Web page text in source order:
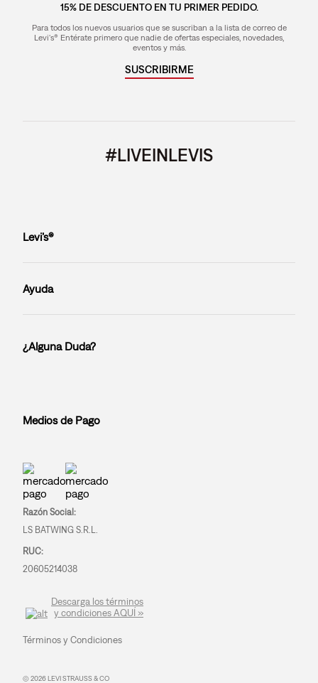
15% DE DESCUENTO EN TU PRIMER PEDIDO.
Para todos los nuevos usuarios que se suscriban a la lista de correo de
Levi's® Entérate primero que nadie de ofertas especiales, novedades,
eventos y más.
SUSCRIBIRME
#LIVEINLEVIS
Levi’s®
Ayuda
¿Alguna Duda?
Medios de Pago
Razón Social:
LS BATWING S.R.L.
RUC:
20605214038
Descarga los términos
y condiciones AQUÍ »
Términos y Condiciones
© 2026 LEVI STRAUSS & CO